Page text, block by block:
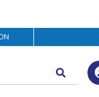
QUI SOMMES-NOUS ?